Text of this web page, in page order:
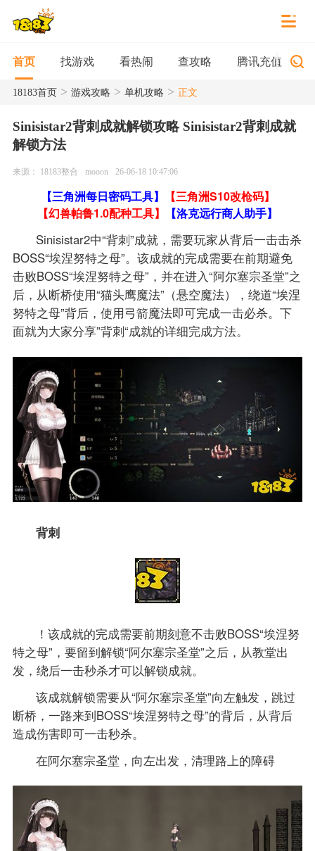
首页 找游戏 看热闹 查攻略 腾讯充值
18183首页> 游戏攻略 > 单机攻略 > 正文
Sinisistar2背刺成就解锁攻略 Sinisistar2背刺成就
解锁方法
来源： 18183整合 mooon 26-06-18 10:47:06
【三角洲每日密码工具】
【三角洲S10改枪码】
【幻兽帕鲁1.0配种工具】
【洛克远行商人助手】
Sinisistar2中“背刺”成就，需要玩家从背后一击击杀
BOSS“埃涅努特之母”。该成就的完成需要在前期避免
击败BOSS“埃涅努特之母”，并在进入“阿尔塞宗圣堂”之
后，从断桥使用“猫头鹰魔法”（悬空魔法），绕道“埃涅
努特之母”背后，使用弓箭魔法即可完成一击必杀。下
面就为大家分享”背刺“成就的详细完成方法。
背刺
！该成就的完成需要前期刻意不击败BOSS“埃涅努
特之母”，要留到解锁“阿尔塞宗圣堂”之后，从教堂出
发，绕后一击秒杀才可以解锁成就。
该成就解锁需要从“阿尔塞宗圣堂”向左触发，跳过
断桥，一路来到BOSS“埃涅努特之母”的背后，从背后
造成伤害即可一击秒杀。
在阿尔塞宗圣堂，向左出发，清理路上的障碍